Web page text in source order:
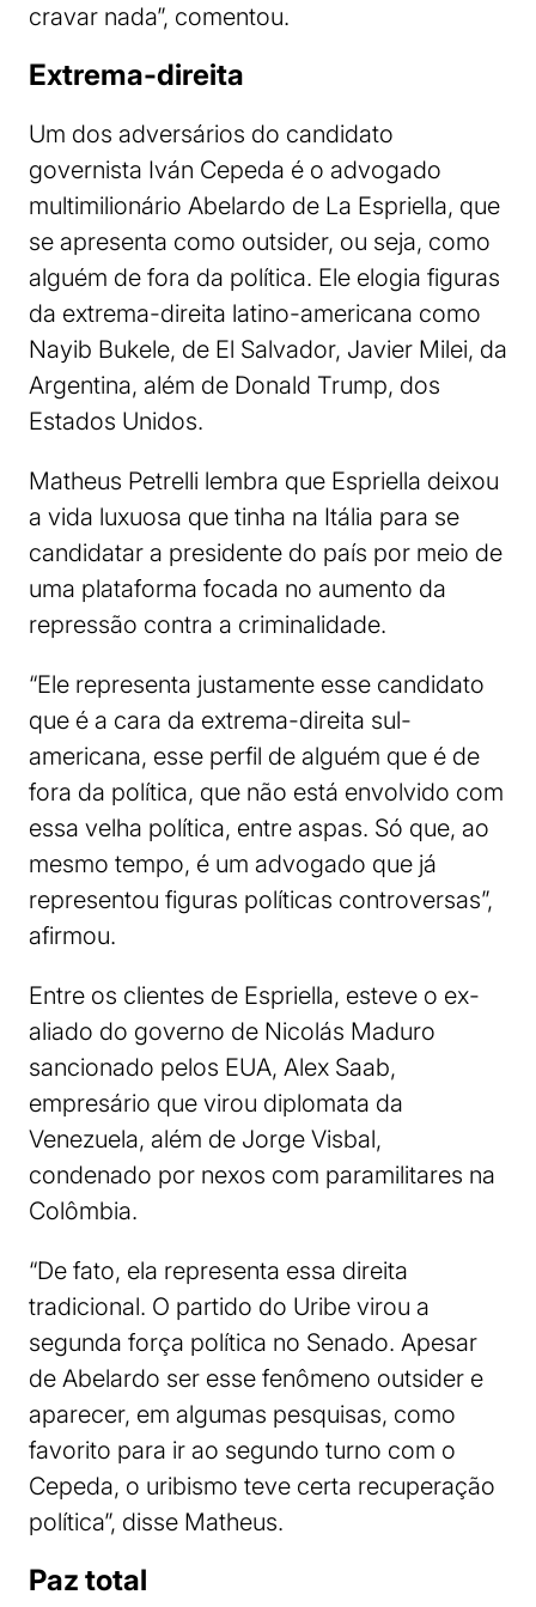
cravar nada”, comentou.
Extrema-direita
Um dos adversários do candidato
governista Iván Cepeda é o advogado
multimilionário Abelardo de La Espriella, que
se apresenta como outsider, ou seja, como
alguém de fora da política. Ele elogia figuras
da extrema-direita latino-americana como
Nayib Bukele, de El Salvador, Javier Milei, da
Argentina, além de Donald Trump, dos
Estados Unidos.
Matheus Petrelli lembra que Espriella deixou
a vida luxuosa que tinha na Itália para se
candidatar a presidente do país por meio de
uma plataforma focada no aumento da
repressão contra a criminalidade.
“Ele representa justamente esse candidato
que é a cara da extrema-direita sul-
americana, esse perfil de alguém que é de
fora da política, que não está envolvido com
essa velha política, entre aspas. Só que, ao
mesmo tempo, é um advogado que já
representou figuras políticas controversas”,
afirmou.
Entre os clientes de Espriella, esteve o ex-
aliado do governo de Nicolás Maduro
sancionado pelos EUA, Alex Saab,
empresário que virou diplomata da
Venezuela, além de Jorge Visbal,
condenado por nexos com paramilitares na
Colômbia.
“De fato, ela representa essa direita
tradicional. O partido do Uribe virou a
segunda força política no Senado. Apesar
de Abelardo ser esse fenômeno outsider e
aparecer, em algumas pesquisas, como
favorito para ir ao segundo turno com o
Cepeda, o uribismo teve certa recuperação
política”, disse Matheus.
Paz total